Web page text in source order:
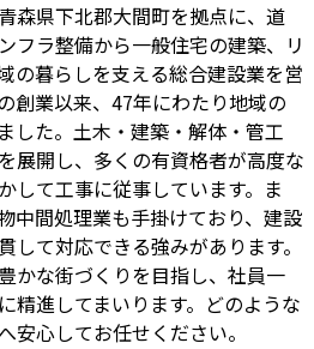
森県下北郡大間町を拠点に、道
フラ整備から一般住宅の建築、リ
の暮らしを支える総合建設業を営
創業以来、47年にわたり地域の
した。土木・建築・解体・管工
展開し、多くの有資格者が高度な
して工事に従事しています。ま
中間処理業も手掛けており、建設
して対応できる強みがあります。
かな街づくりを目指し、社員一
精進してまいります。どのような
安心してお任せください。